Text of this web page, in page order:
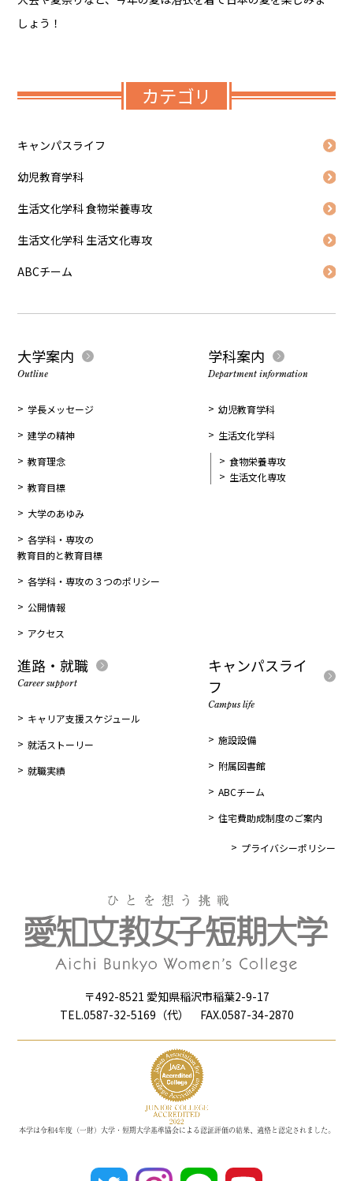
しょう！
カテゴリ
キャンパスライフ
幼児教育学科
生活文化学科 食物栄養専攻
生活文化学科 生活文化専攻
ABCチーム
大学案内
Outline
学長メッセージ
建学の精神
教育理念
教育目標
大学のあゆみ
各学科・専攻の
教育目的と教育目標
各学科・専攻の３つのポリシー
公開情報
アクセス
学科案内
Department information
幼児教育学科
生活文化学科
食物栄養専攻
生活文化専攻
進路・就職
Career support
キャリア支援スケジュール
就活ストーリー
就職実績
キャンパスライ
フ
Campus life
施設設備
附属図書館
ABCチーム
住宅費助成制度のご案内
プライバシーポリシー
〒492-8521 愛知県稲沢市稲葉2-9-17
TEL.0587-32-5169（代） FAX.0587-34-2870
本学は令和4年度（一財）大学・短期大学基準協会による認証評価の結果、適格と認定されました。